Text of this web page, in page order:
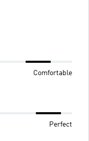
Comfortable
Perfect